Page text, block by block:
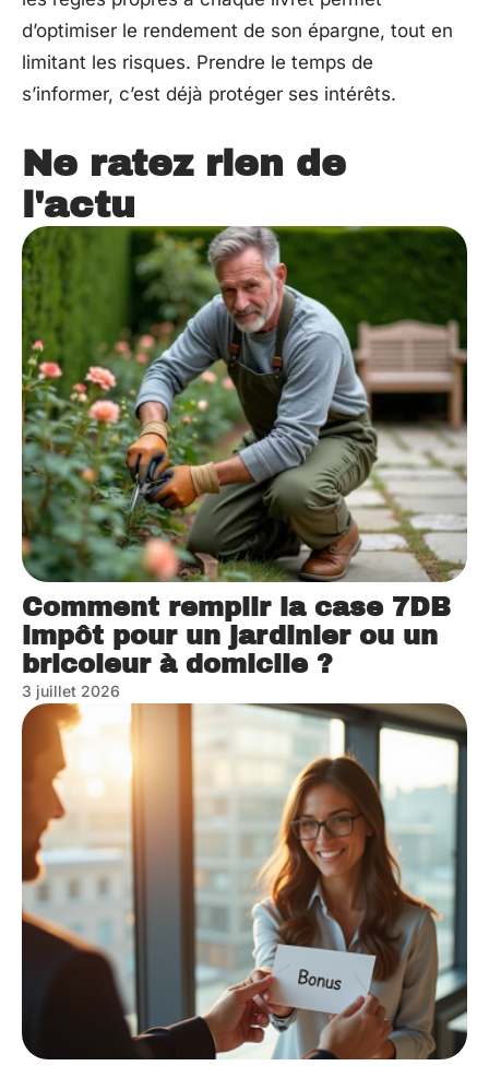
d’optimiser le rendement de son épargne, tout en
limitant les risques. Prendre le temps de
s’informer, c’est déjà protéger ses intérêts.
Ne ratez rien de
l'actu
Comment remplir la case 7DB
impôt pour un jardinier ou un
bricoleur à domicile ?
3 juillet 2026